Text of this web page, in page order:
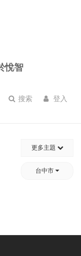
悅智
搜索 登入
更多主題
台中市